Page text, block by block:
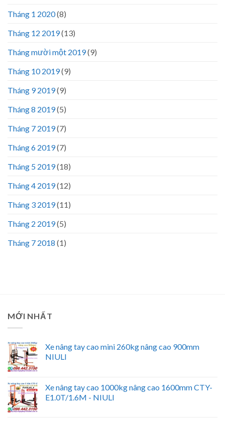
Tháng 1 2020(8)
Tháng 12 2019(13)
Tháng mười một 2019(9)
Tháng 10 2019(9)
Tháng 9 2019(9)
Tháng 8 2019(5)
Tháng 7 2019(7)
Tháng 6 2019(7)
Tháng 5 2019(18)
Tháng 4 2019(12)
Tháng 3 2019(11)
Tháng 2 2019(5)
Tháng 7 2018 (1)
MỚI NHẤT
Xe nâng tay cao mini 260kg nâng cao 900mm
NIULI
Xe nâng tay cao 1000kg nâng cao 1600mm CTY-
E1.0T/1.6M - NIULI